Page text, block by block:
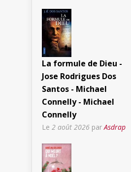
La formule de Dieu -
Jose Rodrigues Dos
Santos - Michael
Connelly - Michael
Connelly
Le 2 août 2026 parAsdrap